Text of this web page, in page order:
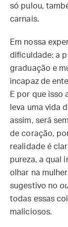
só pulou,
carnais.
Em nossa
dificuldade: a
graduação e
incapaz de
E por que isso
leva uma vida
assim, será
de coração,
realidade é
pureza, a qual
olhar na
sugestivo no
todas essas
maliciosos.